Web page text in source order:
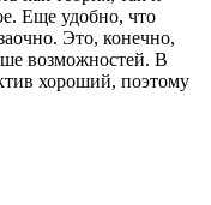
Еще удобно, что
Это, конечно,
возможностей. В
хороший, поэтому